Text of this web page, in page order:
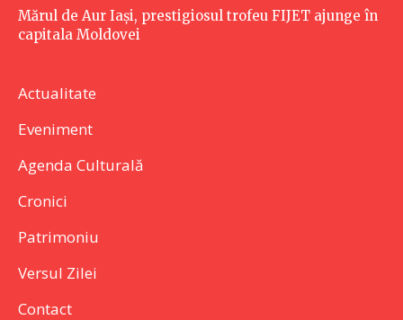
Mărul de Aur Iași, prestigiosul trofeu FIJET ajunge în
capitala Moldovei
Actualitate
Eveniment
Agenda Culturală
Cronici
Patrimoniu
Versul Zilei
Contact